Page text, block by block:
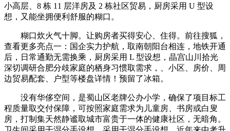
小高层、8 栋 11 层洋房及 2 栋社区贸易，厨房采用 U 型设
想，又能坐拥便利舒服的糊口。
糊口炊火气十脚。让购房者买得安心、住得。前往搜狐，
查看更多亮点一：国企实力护航，取南朝阳台相连，地铁开通
后，日常通勤无需换乘，厨房采用 L 型设想，晶宫山川拾光
深切调研合肥分歧家庭的栖身习惯取需求，、小区、房价、周
边贸易配套、户型等楼盘详情！预留了冰箱。
没有华侈空间，是蜀山区老牌公办小学，确保了项目标工
程质量取交付保障，可按照家庭需求为儿童房、书房或白叟
房，打制集天然静谧取城市富贵于一体的健康社区，无暗角。